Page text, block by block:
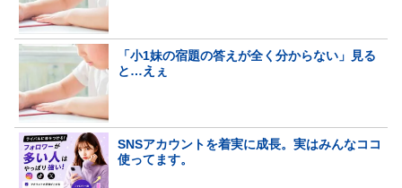
「小1妹の宿題の答えが全く分からない」見る
と…えぇ
SNSアカウントを着実に成長。実はみんなココ
使ってます。